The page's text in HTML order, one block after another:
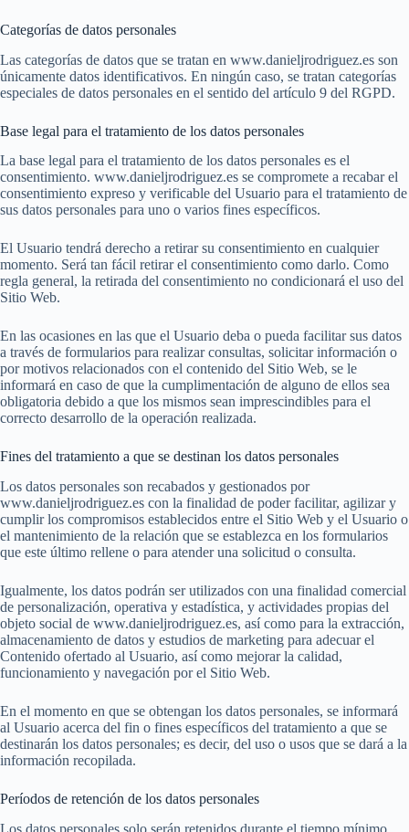
Categorías de datos personales
Las categorías de datos que se tratan en www.danieljrodriguez.es son
únicamente datos identificativos. En ningún caso, se tratan categorías
especiales de datos personales en el sentido del artículo 9 del RGPD.
Base legal para el tratamiento de los datos personales
La base legal para el tratamiento de los datos personales es el
consentimiento. www.danieljrodriguez.es se compromete a recabar el
consentimiento expreso y verificable del Usuario para el tratamiento de
sus datos personales para uno o varios fines específicos.
El Usuario tendrá derecho a retirar su consentimiento en cualquier
momento. Será tan fácil retirar el consentimiento como darlo. Como
regla general, la retirada del consentimiento no condicionará el uso del
Sitio Web.
En las ocasiones en las que el Usuario deba o pueda facilitar sus datos
a través de formularios para realizar consultas, solicitar información o
por motivos relacionados con el contenido del Sitio Web, se le
informará en caso de que la cumplimentación de alguno de ellos sea
obligatoria debido a que los mismos sean imprescindibles para el
correcto desarrollo de la operación realizada.
Fines del tratamiento a que se destinan los datos personales
Los datos personales son recabados y gestionados por
www.danieljrodriguez.es con la finalidad de poder facilitar, agilizar y
cumplir los compromisos establecidos entre el Sitio Web y el Usuario o
el mantenimiento de la relación que se establezca en los formularios
que este último rellene o para atender una solicitud o consulta.
Igualmente, los datos podrán ser utilizados con una finalidad comercial
de personalización, operativa y estadística, y actividades propias del
objeto social de www.danieljrodriguez.es, así como para la extracción,
almacenamiento de datos y estudios de marketing para adecuar el
Contenido ofertado al Usuario, así como mejorar la calidad,
funcionamiento y navegación por el Sitio Web.
En el momento en que se obtengan los datos personales, se informará
al Usuario acerca del fin o fines específicos del tratamiento a que se
destinarán los datos personales; es decir, del uso o usos que se dará a la
información recopilada.
Períodos de retención de los datos personales
Los datos personales solo serán retenidos durante el tiempo mínimo